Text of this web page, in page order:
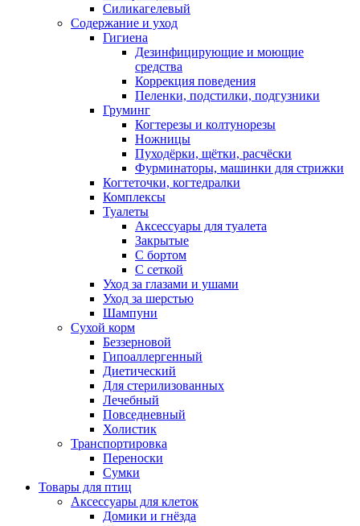
Силикагелевый
Содержание и уход
Гигиена
Дезинфицирующие и моющие
средства
Коррекция поведения
Пеленки, подстилки, подгузники
Груминг
Когтерезы и колтунорезы
Ножницы
Пуходёрки, щётки, расчёски
Фурминаторы, машинки для стрижки
Когтеточки, когтедралки
Комплексы
Туалеты
Аксессуары для туалета
Закрытые
С бортом
С сеткой
Уход за глазами и ушами
Уход за шерстью
Шампуни
Сухой корм
Беззерновой
Гипоаллергенный
Диетический
Для стерилизованных
Лечебный
Повседневный
Холистик
Транспортировка
Переноски
Сумки
Товары для птиц
Аксессуары для клеток
Домики и гнёзда